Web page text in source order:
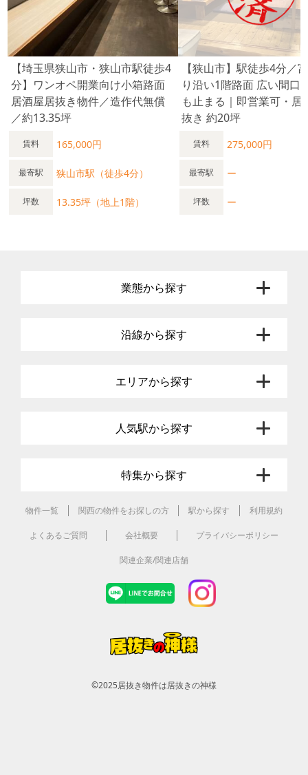
【埼玉県狭山市・狭山市駅徒歩4
分】ワンオペ開業向け小箱路面
居酒屋居抜き物件／造作代無償
／約13.35坪
賃料 165,000円
最寄駅 狭山市駅（徒歩4分）
坪数 13.35坪（地上1階）
【狭山市】駅徒歩4分／
り沿い1階路面 広い間口
も止まる｜即営業可・居
抜き 約20坪
賃料 275,000円
最寄駅 ー
坪数 ー
業態から探す
沿線から探す
エリアから探す
人気駅から探す
特集から探す
物件一覧 関西の物件をお探しの方 駅から探す 利用規約
よくあるご質問 会社概要 プライバシーポリシー
関連企業/関連店舗
©2025居抜き物件は居抜きの神様